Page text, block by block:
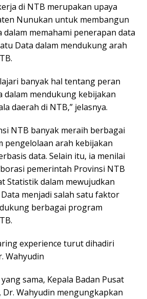
di NTB merupakan upaya
Nunukan untuk membangun
memahami penerapan data
Data dalam mendukung arah
banyak hal tentang peran
dalam mendukung kebijakan
daerah di NTB,” jelasnya.
NTB banyak meraih berbagai
pengelolaan arah kebijakan
data. Selain itu, ia menilai
pemerintah Provinsi NTB
Statistik dalam mewujudkan
menjadi salah satu faktor
berbagai program
experience turut dihadiri
Wahyudin
sama, Kepala Badan Pusat
Dr. Wahyudin mengungkapkan